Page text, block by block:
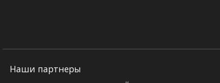
Наши партнеры